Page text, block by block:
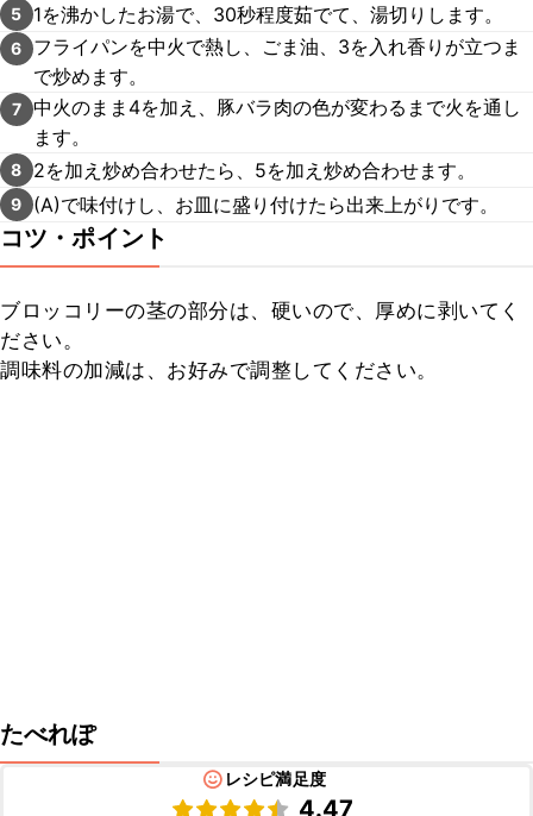
5 1を沸かしたお湯で、30秒程度茹でて、湯切りします。
6
フライパンを中火で熱し、ごま油、3を入れ香りが立つま
で炒めます。
7 中火のまま4を加え、豚バラ肉の色が変わるまで火を通し
ます。
8 2を加え炒め合わせたら、5を加え炒め合わせます。
9 (A)で味付けし、お皿に盛り付けたら出来上がりです。
コツ・ポイント
ブロッコリーの茎の部分は、硬いので、厚めに剥いてく
ださい。
調味料の加減は、お好みで調整してください。
たべれぽ
レシピ満足度
4.47